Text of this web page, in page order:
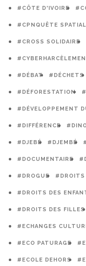
#CÔTE D'IVOIRE
#CPNQUÊTE
#CROSS SOLIDAIRE
#DÉBAT #DÉCHETS
#DÉFORESTATION
#DÉVELOPPEMENT
#DIFFÉRENCE
#DJEBÉ #DJEMBÉ
#DOCUMENTAIRE
#DROGUE #DROITS
#DROITS DES
#DROITS DES FILLES
#ECHANGES
#ECO PATURAGE
#ECOLE DEHORS